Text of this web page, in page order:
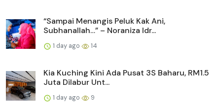
“Sampai Menangis Peluk Kak Ani,
Subhanallah…” – Noraniza Idr...
1 day ago 14
Kia Kuching Kini Ada Pusat 3S Baharu, RM1.5
Juta Dilabur Unt...
1 day ago 9